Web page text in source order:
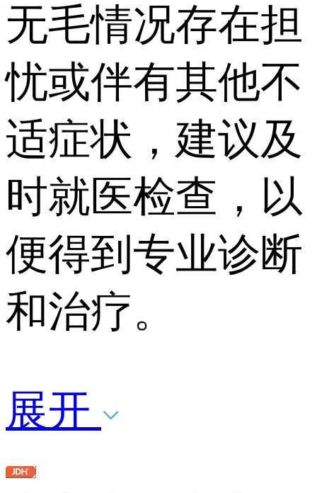
无毛情况存在担
忧或伴有其他不
适症状，建议及
时就医检查，以
便得到专业诊断
和治疗。
展开